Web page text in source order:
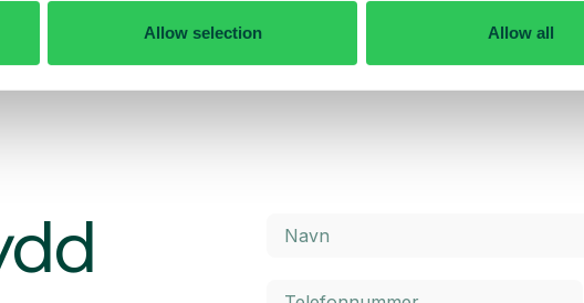
Allow selection Allow all
makspris. Når du
mer data ved behov.
kostnader. Klikk på knappen nedenfor for å lese mer.